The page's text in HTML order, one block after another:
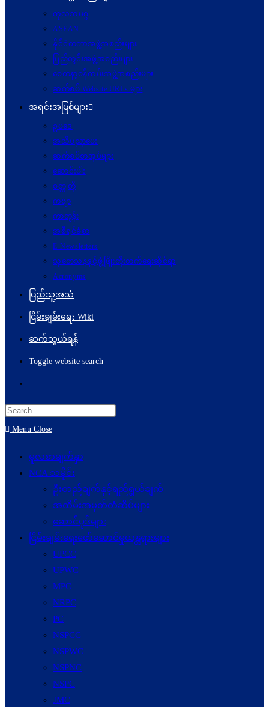
ကုလသမဂ္ဂ
ASEAN
နိုင်ငံတကာအဖွဲ့အစည်းများ
ပြည်တွင်းအဖွဲ့အစည်းများ
စေတနာ့ဝန်ထမ်းအဖွဲ့အစည်းများ
ဆက်စပ် Website URLs များ
အရင်းအမြစ်များ
ဥပဒေ
အသိပညာပေး
ဆက်စပ်စာအုပ်များ
ဆောင်းပါး
ဝတ္ထုတို
ကဗျာ
ကာတွန်း
အစီရင်ခံစာ
E-Newsletters
သုတေသနနှင့်ဖွံ့ဖြိုးတိုးတက်ရေးဆိုင်ရာ
Acronyms
ပြည်သူ့အသံ
ငြိမ်းချမ်းရေး Wiki
ဆက်သွယ်ရန်
Toggle website search
Menu Close
မူလစာမျက်နှာ
NCA သမိုင်း
ဦးတည်ချက်နှင့်ရည်ရွယ်ချက်
အထိမ်းအမှတ်တံဆိပ်များ
ဆောင်ပုဒ်များ
ငြိမ်းချမ်းရေးဖော်‌ဆောင်မှုယန္တရားများ
UPCC
UPWC
MPC
NRPC
PC
NSPCC
NSPWC
NSPNC
NSPC
JMC